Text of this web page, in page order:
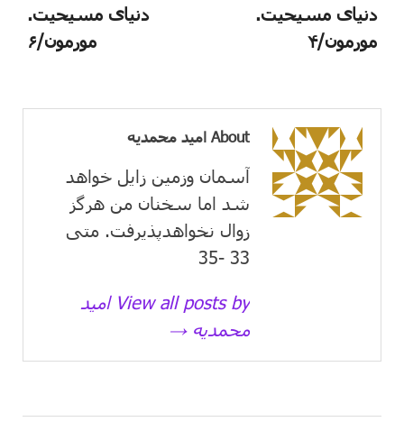
دنیای مسیحیت.
مورمون/۴
دنیای مسیحیت.
مورمون/۶
About امید محمدیه
آسمان وزمین زايل خواهد
شد اما سخنان من هرگز
زوال نخواهدپذیرفت. متی
33 -35
View all posts by امید
محمدیه →